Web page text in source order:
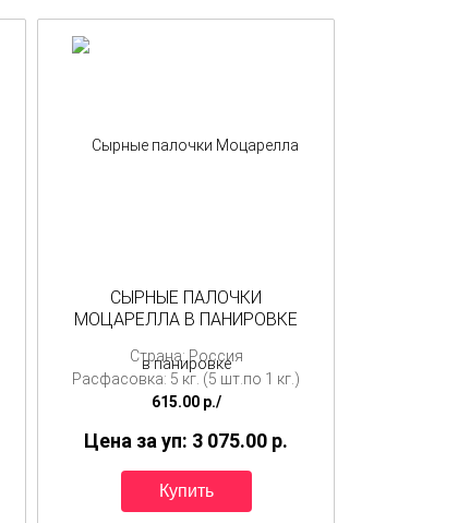
СЫРНЫЕ ПАЛОЧКИ
МОЦАРЕЛЛА В ПАНИРОВКЕ
Страна: Россия
Расфасовка: 5 кг. (5 шт.по 1 кг.)
615.00 p./
Цена за уп: 3 075.00 p.